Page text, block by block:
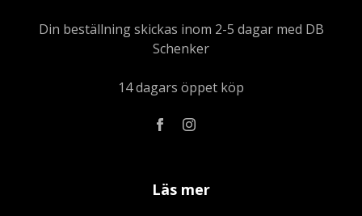
Din beställning skickas inom 2-5 dagar med DB
Schenker
14 dagars öppet köp
Läs mer